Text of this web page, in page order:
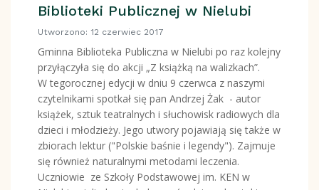
Biblioteki Publicznej w Nielubi
Utworzono: 12 czerwiec 2017
Gminna Biblioteka Publiczna w Nielubi po raz kolejny
przyłączyła się do akcji „Z książką na walizkach”.
W tegorocznej edycji w dniu 9 czerwca z naszymi
czytelnikami spotkał się pan Andrzej Żak - autor
książek, sztuk teatralnych i słuchowisk radiowych dla
dzieci i młodzieży. Jego utwory pojawiają się także w
zbiorach lektur ("Polskie baśnie i legendy"). Zajmuje
się również naturalnymi metodami leczenia.
Uczniowie ze Szkoły Podstawowej im. KEN w